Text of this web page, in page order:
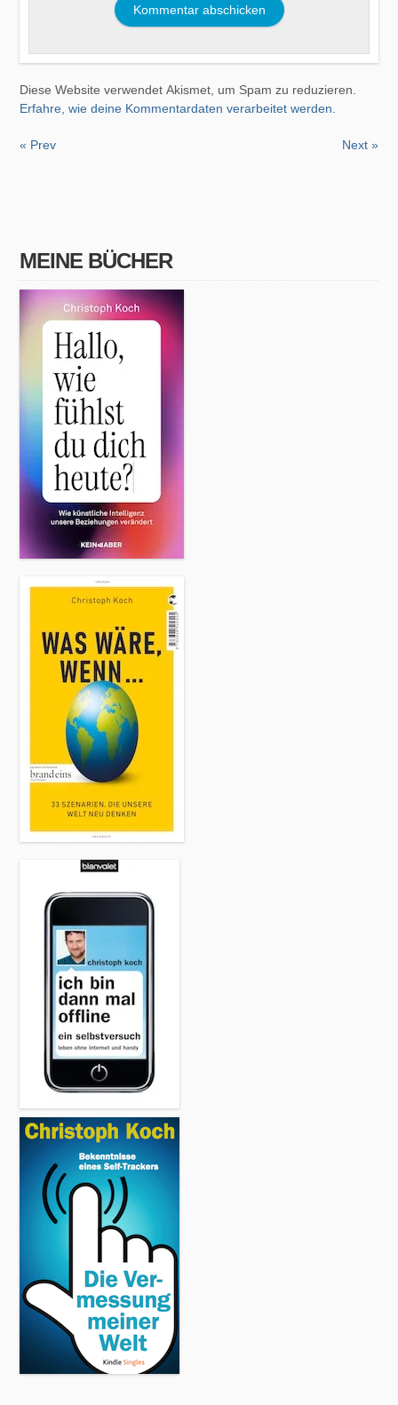
Diese Website verwendet Akismet, um Spam zu reduzieren.
Erfahre, wie deine Kommentardaten verarbeitet werden.
« Prev Next »
MEINE BÜCHER